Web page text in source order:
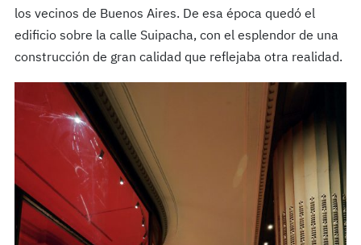
los vecinos de Buenos Aires. De esa época quedó el
edificio sobre la calle Suipacha, con el esplendor de una
construcción de gran calidad que reflejaba otra realidad.